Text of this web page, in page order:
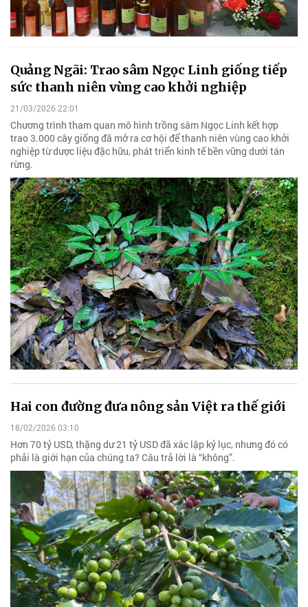
Quảng Ngãi: Trao sâm Ngọc Linh giống tiếp
sức thanh niên vùng cao khởi nghiệp
21/03/2026 22:01
Chương trình tham quan mô hình trồng sâm Ngọc Linh kết hợp
trao 3.000 cây giống đã mở ra cơ hội để thanh niên vùng cao khởi
nghiệp từ dược liệu đặc hữu, phát triển kinh tế bền vững dưới tán
rừng.
Hai con đường đưa nông sản Việt ra thế giới
18/02/2026 03:10
Hơn 70 tỷ USD, thặng dư 21 tỷ USD đã xác lập kỷ lục, nhưng đó có
phải là giới hạn của chúng ta? Câu trả lời là “không”.